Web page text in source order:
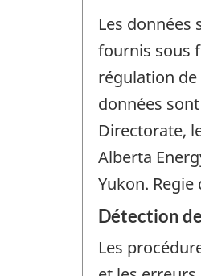
Les
fournis sous
régulation
données
Directorate,
Alberta
Yukon.
Détection
Les